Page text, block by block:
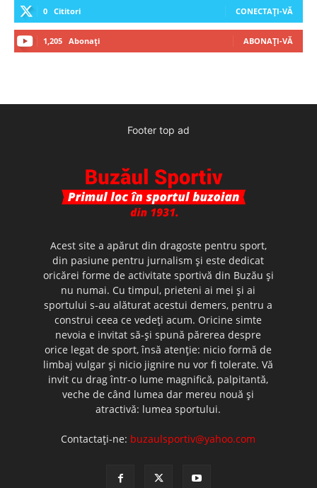
0 Cititori CONECTAȚI-VĂ
1,205 Abonați ABONAȚI-VĂ
Footer top ad
Acest site a apărut din dragoste pentru sport,
din pasiune pentru jurnalism şi este dedicat
oricărei forme de activitate sportivă din Buzău şi
nu numai. Cu timpul, prieteni ai mei şi ai
sportului s-au alăturat acestui demers, pentru a
construi ceea ce vedeţi acum. Oricine simte
nevoia e invitat să-şi spună părerea despre
orice legat de sport, însă atenţie: nicio formă de
limbaj vulgar şi nicio jignire nu vor fi tolerate. Vă
invit cu drag într-o lume magnifică, palpitantă,
veche de când lumea dar mereu nouă şi
atractivă: lumea sportului.
Contactați-ne: buzaulsportiv@yahoo.com